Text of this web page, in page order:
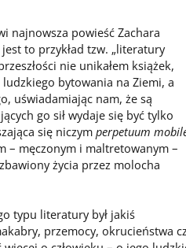
najnowsza powieść Zachara
to przykład tzw. „literatury
nie unikałem książek,
bytowania na Ziemi, a
uświadamiając nam, że są
go sił wydaje się być tylko
się niczym perpetuum
– męczonym i maltretowanym –
życia przez molocha
typu literatury był jakiś
przemocy, okrucieństwa